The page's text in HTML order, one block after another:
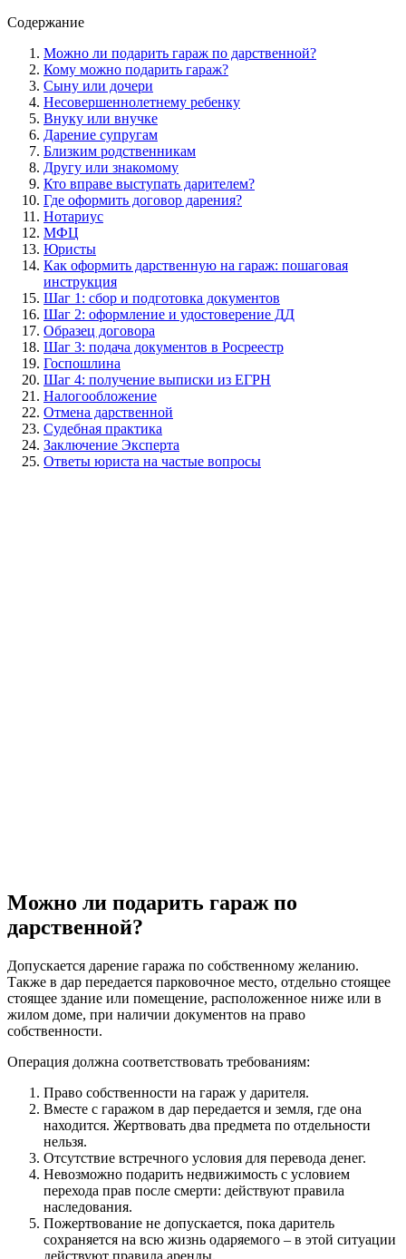
Содержание
Можно ли подарить гараж по дарственной?
Кому можно подарить гараж?
Сыну или дочери
Несовершеннолетнему ребенку
Внуку или внучке
Дарение супругам
Близким родственникам
Другу или знакомому
Кто вправе выступать дарителем?
Где оформить договор дарения?
Нотариус
МФЦ
Юристы
Как оформить дарственную на гараж: пошаговая
инструкция
Шаг 1: сбор и подготовка документов
Шаг 2: оформление и удостоверение ДД
Образец договора
Шаг 3: подача документов в Росреестр
Госпошлина
Шаг 4: получение выписки из ЕГРН
Налогообложение
Отмена дарственной
Судебная практика
Заключение Эксперта
Ответы юриста на частые вопросы
Можно ли подарить гараж по
дарственной?
Допускается дарение гаража по собственному желанию.
Также в дар передается парковочное место, отдельно стоящее
стоящее здание или помещение, расположенное ниже или в
жилом доме, при наличии документов на право
собственности.
Операция должна соответствовать требованиям:
Право собственности на гараж у дарителя.
Вместе с гаражом в дар передается и земля, где она
находится. Жертвовать два предмета по отдельности
нельзя.
Отсутствие встречного условия для перевода денег.
Невозможно подарить недвижимость с условием
перехода прав после смерти: действуют правила
наследования.
Пожертвование не допускается, пока даритель
сохраняется на всю жизнь одаряемого – в этой ситуации
действуют правила аренды.